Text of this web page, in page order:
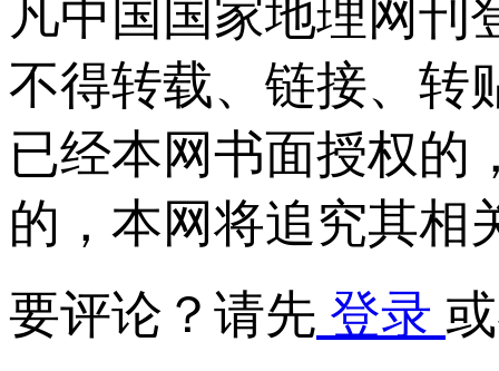
凡中国国家地理网刊
不得转载、链接、转
已经本网书面授权的
的，本网将追究其相
要评论？请先 登录